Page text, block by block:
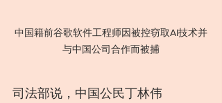
中国籍前谷歌软件工程师因被控窃取AI技术并
与中国公司合作而被捕
司法部说，中国公民丁林伟